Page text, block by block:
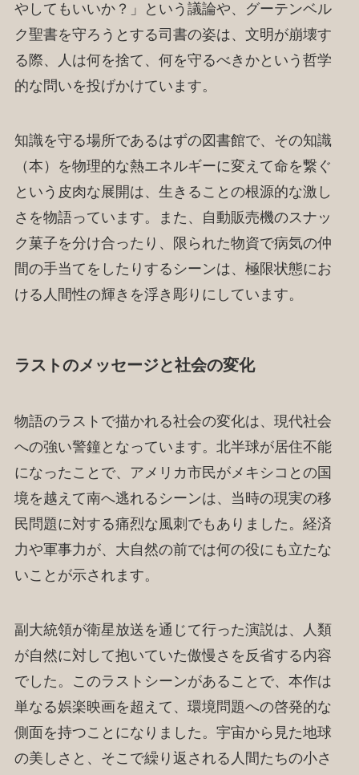
やしてもいいか？」という議論や、グーテンベル
ク聖書を守ろうとする司書の姿は、文明が崩壊す
る際、人は何を捨て、何を守るべきかという哲学
的な問いを投げかけています。
知識を守る場所であるはずの図書館で、その知識
（本）を物理的な熱エネルギーに変えて命を繋ぐ
という皮肉な展開は、生きることの根源的な激し
さを物語っています。また、自動販売機のスナッ
ク菓子を分け合ったり、限られた物資で病気の仲
間の手当てをしたりするシーンは、極限状態にお
ける人間性の輝きを浮き彫りにしています。
ラストのメッセージと社会の変化
物語のラストで描かれる社会の変化は、現代社会
への強い警鐘となっています。北半球が居住不能
になったことで、アメリカ市民がメキシコとの国
境を越えて南へ逃れるシーンは、当時の現実の移
民問題に対する痛烈な風刺でもありました。経済
力や軍事力が、大自然の前では何の役にも立たな
いことが示されます。
副大統領が衛星放送を通じて行った演説は、人類
が自然に対して抱いていた傲慢さを反省する内容
でした。このラストシーンがあることで、本作は
単なる娯楽映画を超えて、環境問題への啓発的な
側面を持つことになりました。宇宙から見た地球
の美しさと、そこで繰り返される人間たちの小さ